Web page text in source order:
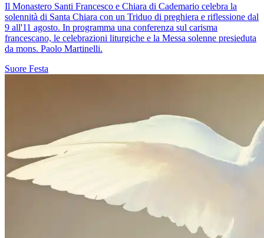
Il Monastero Santi Francesco e Chiara di Cademario celebra la
solennità di Santa Chiara con un Triduo di preghiera e riflessione dal
9 all'11 agosto. In programma una conferenza sul carisma
francescano, le celebrazioni liturgiche e la Messa solenne presieduta
da mons. Paolo Martinelli.
Suore Festa